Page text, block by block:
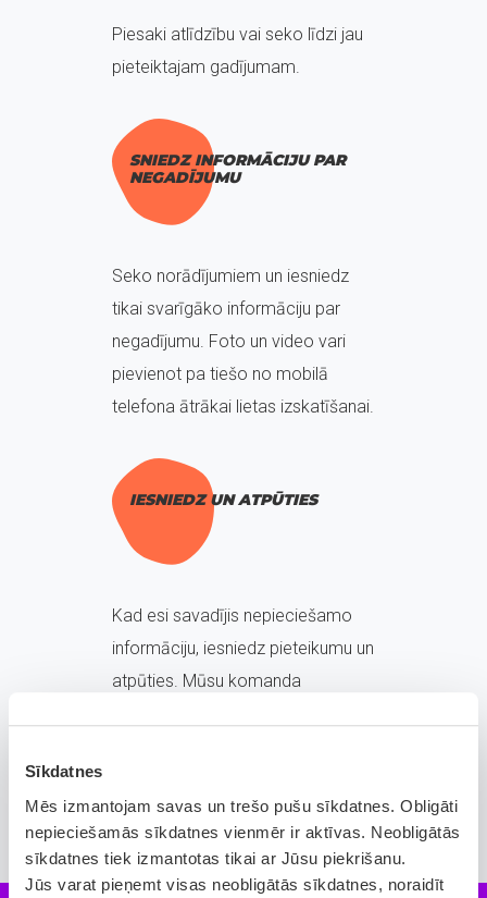
Sīkdatnes
Mēs izmantojam savas un trešo pušu sīkdatnes. Obligāti
nepieciešamās sīkdatnes vienmēr ir aktīvas. Neobligātās
sīkdatnes tiek izmantotas tikai ar Jūsu piekrišanu.
Jūs varat pieņemt visas neobligātās sīkdatnes, noraidīt
Piesaki atlīdzību vai seko līdzi jau
pieteiktajam gadījumam.
SNIEDZ INFORMĀCIJU PAR
NEGADĪJUMU
Seko norādījumiem un iesniedz
tikai svarīgāko informāciju par
negadījumu. Foto un video vari
pievienot pa tiešo no mobilā
telefona ātrākai lietas izskatīšanai.
IESNIEDZ UN ATPŪTIES
Kad esi savadījis nepieciešamo
informāciju, iesniedz pieteikumu un
atpūties. Mūsu komanda